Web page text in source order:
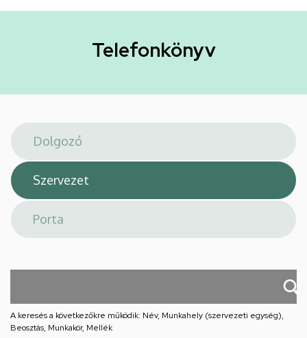
Általános
hely
Telefonkönyv
A keresés a következőkre működik: Név, Munkahely (szervezeti egység),
Beosztás, Munkakör, Mellék